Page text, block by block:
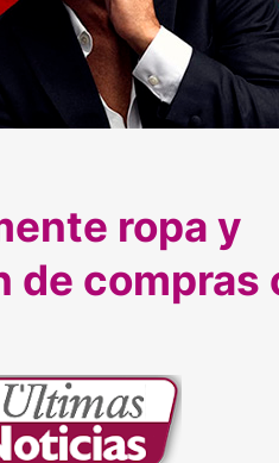
ropa y
de compras